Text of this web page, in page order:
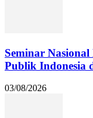
Seminar
Publik Indonesia
03/08/2026